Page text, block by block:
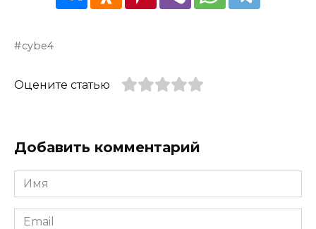
cybe4
Оцените статью
Добавить комментарий
Имя
*
Email